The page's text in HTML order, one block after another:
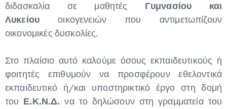
διδασκαλία σε μαθητές Γυμνασίου και
Λυκείου οικογενειών που αντιμετωπίζουν
οικονομικές δυσκολίες.
Στο πλαίσιο αυτό καλούμε όσους εκπαιδευτικούς ή
φοιτητές επιθυμούν να προσφέρουν εθελοντικά
εκπαιδευτικό ή/και υποστηρικτικό έργο στη δομή
του Ε.Κ.Ν.Δ. να το δηλώσουν στη γραμματεία του